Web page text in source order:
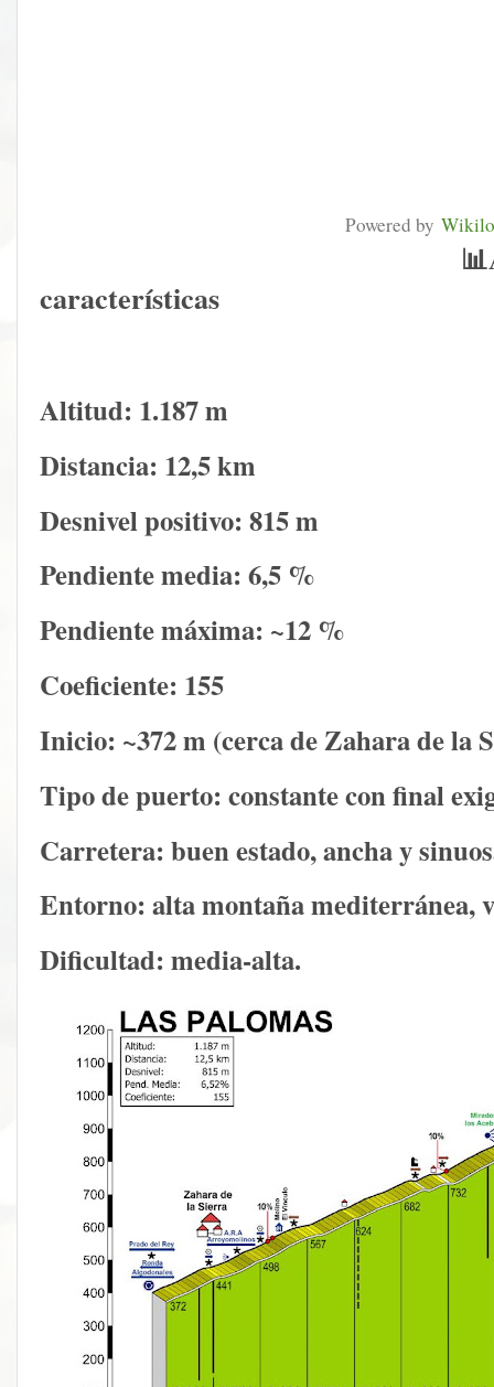
Powered by
📊
características
Altitud: 1.187 m
Distancia: 12,5 km
Desnivel positivo: 815 m
Pendiente media: 6,5 %
Pendiente máxima: ~12 %
Coeficiente: 155
Inicio: ~372 m (cerca de Zahara de la
Tipo de puerto: constante con final
Carretera: buen estado, ancha y
Entorno: alta montaña mediterránea,
Dificultad: media-alta.